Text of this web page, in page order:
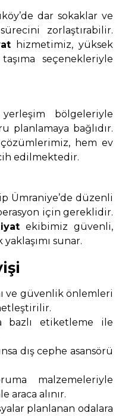
dar sokaklar ve
zorlaştırabilir.
hizmetimiz, yüksek
seçenekleriyle
bölgeleriyle
planlamaya bağlıdır.
hem ev
edilmektedir.
Ümraniye’de düzenli
için gereklidir.
ekibimiz güvenli,
yaklaşımı sunar.
ve güvenlik önlemleri
etiketleme ile
dış cephe asansörü
malzemeleriyle
araca alınır.
planlanan odalara